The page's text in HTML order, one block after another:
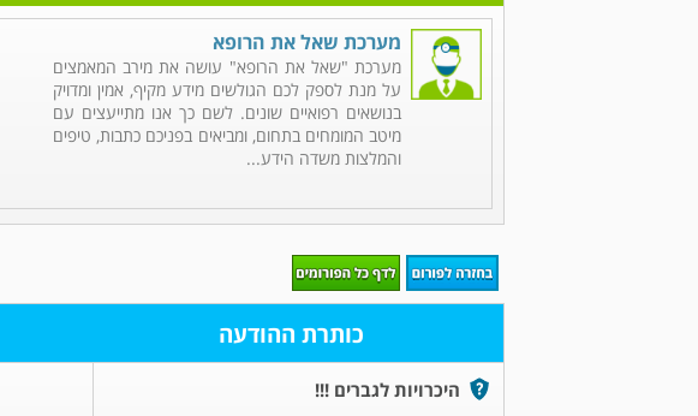
מערכת שאל את הרופא
מערכת "שאל את הרופא" עושה את מירב המאמצים
על מנת לספק לכם הגולשים מידע מקיף, אמין ומדויק
בנושאים רפואיים שונים. לשם כך אנו מתייעצים עם
מיטב המומחים בתחום, ומביאים בפניכם כתבות, טיפים
והמלצות משדה הידע...
כותרת ההודעה
היכרויות לגברים !!!